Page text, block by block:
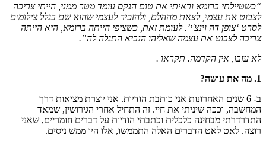
“כשטיילתי ברומא וראיתי את טום הנקס עומד מטר ממני, הייתי צריכה
לצבוט את עצמי, לצאת מההלם, ולהזכיר לעצמי שהוא שם בגלל צילומים
לסרט ‘צופן דה וינצ'י’. לעומת זאת, כשציפי הייתה ברומא, היא הייתה
צריכה לצבוט את עצמה שאליהו הנביא התגלה לה”.
לא עזבו, אין הקדמה. תקראו .
1. מה את עושה?
ב- 6 שנים האחרונות אני כותבת הודיות. אני יוצרת מציאות דרך
המחשבה, וככה שיניתי את חיי. זה התחיל אחרי הגירושין, שמאד
התדרדרתי מבחינה כלכלית וכתבתי הודיות על דברים חומריים, שאני
רוצה. לאט לאט הדברים האלה התממשו, אלו היו ממש ניסים.